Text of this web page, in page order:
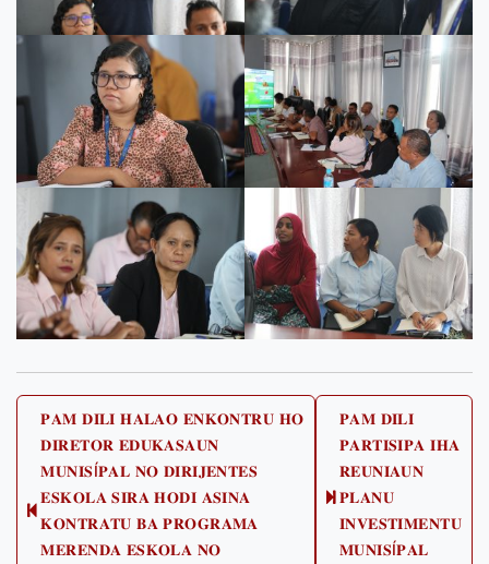
Post
navigation
Previous
post:
𝐏𝐀𝐌 𝐃𝐈𝐋𝐈 𝐇𝐀𝐋𝐀𝐎 𝐄𝐍𝐊𝐎𝐍𝐓𝐑𝐔 𝐇𝐎
𝐃𝐈𝐑𝐄𝐓𝐎𝐑 𝐄𝐃𝐔𝐊𝐀𝐒𝐀𝐔𝐍
𝐌𝐔𝐍𝐈𝐒Í𝐏𝐀𝐋 𝐍𝐎 𝐃𝐈𝐑𝐈𝐉𝐄𝐍𝐓𝐄𝐒
𝐄𝐒𝐊𝐎𝐋𝐀 𝐒𝐈𝐑𝐀 𝐇𝐎𝐃𝐈 𝐀𝐒𝐈𝐍𝐀
𝐊𝐎𝐍𝐓𝐑𝐀𝐓𝐔 𝐁𝐀 𝐏𝐑𝐎𝐆𝐑𝐀𝐌𝐀
𝐌𝐄𝐑𝐄𝐍𝐃𝐀 𝐄𝐒𝐊𝐎𝐋𝐀 𝐍𝐎
post:
𝐏𝐀𝐌 𝐃𝐈𝐋𝐈
𝐏𝐀𝐑𝐓𝐈𝐒𝐈𝐏𝐀 𝐈𝐇𝐀
𝐑𝐄𝐔𝐍𝐈𝐀𝐔𝐍
𝐏𝐋𝐀𝐍𝐔
𝐈𝐍𝐕𝐄𝐒𝐓𝐈𝐌𝐄𝐍𝐓𝐔
𝐌𝐔𝐍𝐈𝐒Í𝐏𝐀𝐋